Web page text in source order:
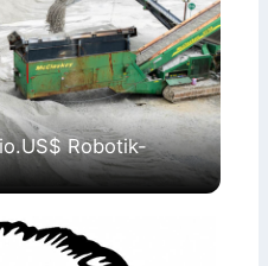
Robotik-